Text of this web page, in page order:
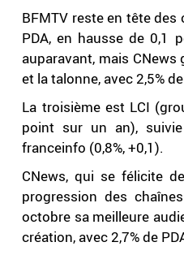
BFMTV reste en tête des
PDA, en hausse de 0,1
auparavant, mais
et la talonne, avec 2,5%
La troisième est LCI
point sur un an),
franceinfo (0,8%, +0,1).
CNews, qui se félicite
progression des
octobre sa meilleure
création, avec 2,7% de